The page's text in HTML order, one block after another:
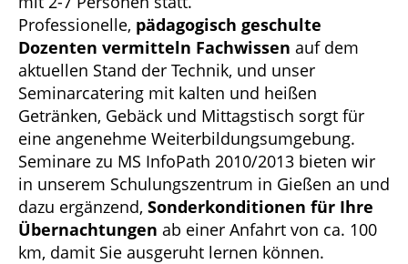
Professionelle, pädagogisch geschulte
Dozenten vermitteln Fachwissen auf dem
aktuellen Stand der Technik, und unser
Seminarcatering mit kalten und heißen
Getränken, Gebäck und Mittagstisch sorgt für
eine angenehme Weiterbildungsumgebung.
Seminare zu MS InfoPath 2010/2013 bieten wir
in unserem Schulungszentrum in Gießen an und
dazu ergänzend, Sonderkonditionen für Ihre
Übernachtungen ab einer Anfahrt von ca. 100
km, damit Sie ausgeruht lernen können.